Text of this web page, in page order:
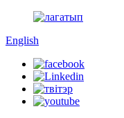
English